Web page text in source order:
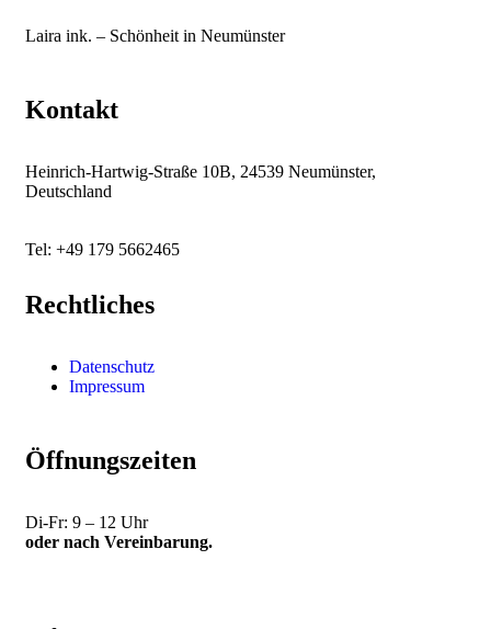
Laira ink. – Schönheit in Neumünster
Kontakt
Heinrich-Hartwig-Straße 10B, 24539 Neumünster,
Deutschland
Tel: +49 179 5662465
Rechtliches
Datenschutz
Impressum
Öffnungszeiten
Di-Fr: 9 – 12 Uhr
oder nach Vereinbarung.